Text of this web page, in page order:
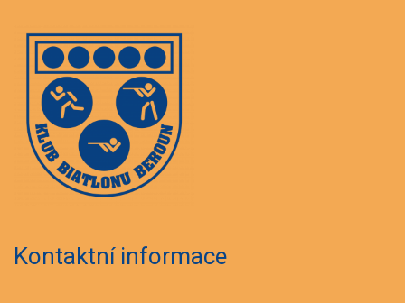
Kontaktní informace